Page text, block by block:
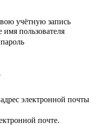
учётную запись
пользователя
электронной почты
почте.